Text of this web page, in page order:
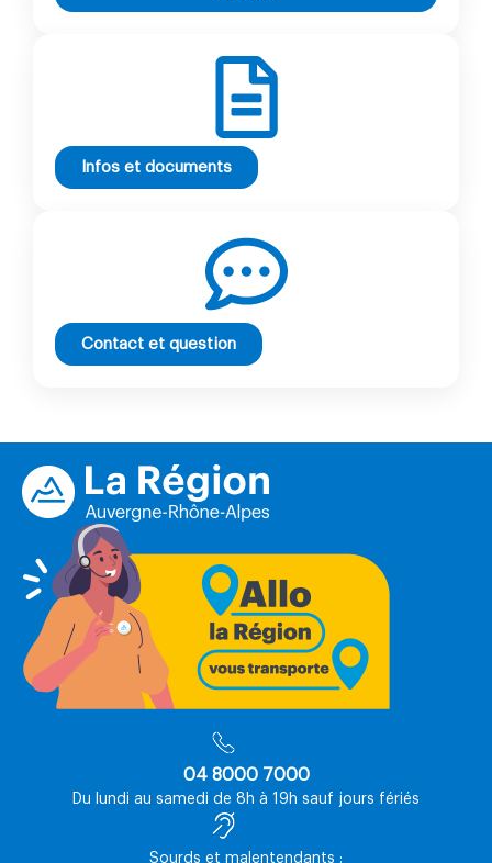
Infos et documents
Contact et question
04 8000 7000
Du lundi au samedi de 8h à 19h sauf jours fériés
Sourds et malentendants :